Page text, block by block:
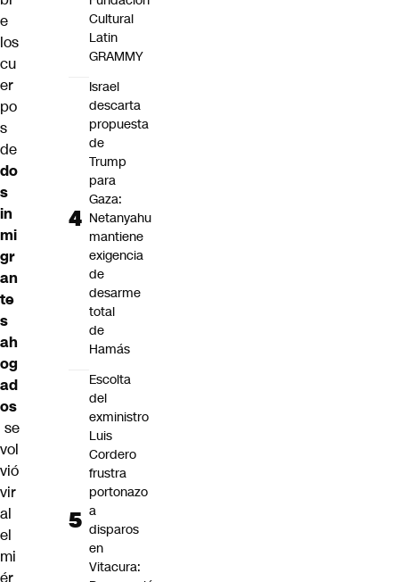
e
los
cu
er
po
s
de
do
s
in
mi
gr
an
te
s
ah
og
ad
os
se
vol
vió
vir
al
el
mi
ér
Cultural
Latin
GRAMMY
Israel
descarta
propuesta
de
Trump
para
Gaza:
Netanyahu
mantiene
exigencia
de
desarme
total
de
Hamás
Escolta
del
exministro
Luis
Cordero
frustra
portonazo
a
disparos
en
Vitacura: